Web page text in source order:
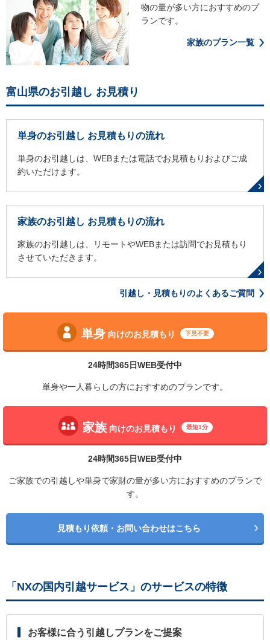
物の量が多い方におすすめのプ
ランです。
家族のプラン一覧
富山県のお引越し お見積り
単身のお引越し お見積もりの流れ
単身のお引越しは、WEBまたは電話でお見積もりおよびご成
約いただけます。
家族のお引越し お見積もりの流れ
家族のお引越しは、リモートやWEBまたは訪問でお見積もり
させていただきます。
引越し・見積もりのよくあるご質問
単身 向けのお見積もり 下見不要
24時間365日WEB受付中
単身や一人暮らしの方におすすめのプランです。
家族 向けのお見積もり 最短1分
24時間365日WEB受付中
ご家族での引越しや単身で家財の量が多い方におすすめのプランで
す。
見積もり依頼・お問い合わせはこちら
「NXの国内引越サービス」のサービスの特徴
お客様に合う引越しプランをご提案